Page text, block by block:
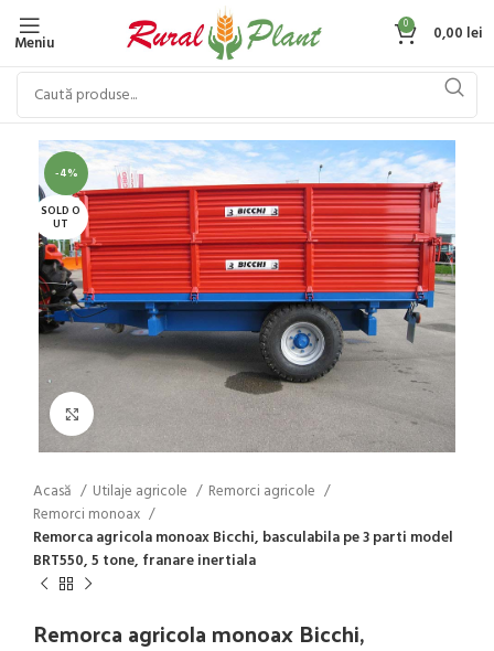
Meniu
0 0,00 lei
-4%
SOLD O
UT
Acasă Utilaje agricole
Remorci agricole
Remorci monoax
Remorca agricola monoax Bicchi, basculabila pe 3 parti model
BRT550, 5 tone, franare inertiala
Remorca agricola monoax Bicchi,